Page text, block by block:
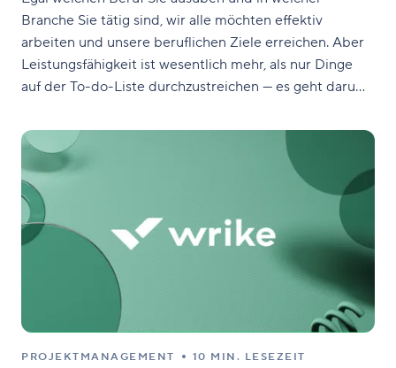
Branche Sie tätig sind, wir alle möchten effektiv
arbeiten und unsere beruflichen Ziele erreichen. Aber
Leistungsfähigkeit ist wesentlich mehr, als nur Dinge
auf der To-do-Liste durchzustreichen — es geht darum,
zu arbeiten, müssen Sie glücklicherweise nur kleine
Änderungen
PROJEKTMANAGEMENT 10 MIN. LESEZEIT